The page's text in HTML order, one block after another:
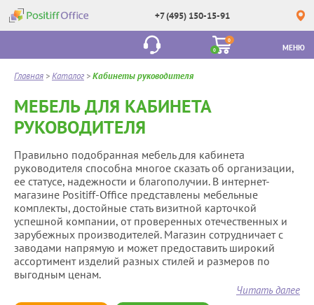
+7 (495) 150-15-91
0
0
МЕНЮ
Главная >Каталог >Кабинеты руководителя
МЕБЕЛЬ ДЛЯ КАБИНЕТА
РУКОВОДИТЕЛЯ
Правильно подобранная мебель для кабинета
руководителя способна многое сказать об организации,
ее статусе, надежности и благополучии. В интернет-
магазине Positiff-Office представлены мебельные
комплекты, достойные стать визитной карточкой
успешной компании, от проверенных отечественных и
зарубежных производителей. Магазин сотрудничает с
заводами напрямую и может предоставить широкий
ассортимент изделий разных стилей и размеров по
выгодным ценам.
Читать далее